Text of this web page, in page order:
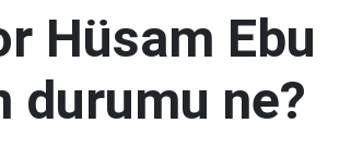
Hüsam Ebu
durumu ne?